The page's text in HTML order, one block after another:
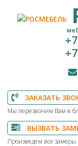
ЗАКАЗАТЬ
Мы перезвоним Вам в
ВЫЗВАТЬ
Произведем все замеры